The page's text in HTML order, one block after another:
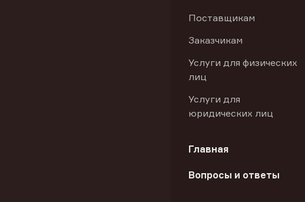
Поставщикам
Заказчикам
Услуги для физических
лиц
Услуги для
юридических лиц
Главная
Вопросы и ответы